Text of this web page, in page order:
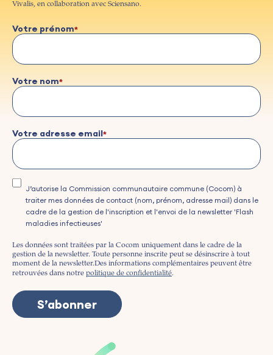
Vivalis, en collaboration avec Sciensano.
Votre prénom
Votre nom
Votre adresse email
J’autorise la Commission communautaire commune (Cocom) à
traiter mes données de contact (nom, prénom, adresse mail) dans le
cadre de la gestion de l'inscription et l'envoi de la newsletter 'Flash
maladies infectieuses'
Les données sont traitées par la Cocom uniquement dans le cadre de la
gestion de la newsletter. Toute personne inscrite peut se désinscrire à tout
moment de la newsletter.Des informations complémentaires peuvent être
retrouvées dans notre politique de confidentialité.